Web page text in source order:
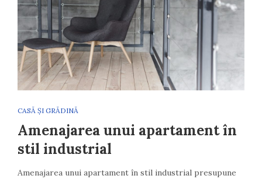
CASĂ ȘI GRĂDINĂ
Amenajarea unui apartament în
stil industrial
Amenajarea unui apartament în stil industrial presupune